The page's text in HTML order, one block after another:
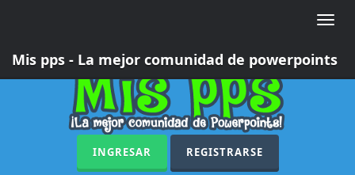
Toggle
Mis pps - La mejor comunidad de powerpoints
INGRESAR REGISTRARSE